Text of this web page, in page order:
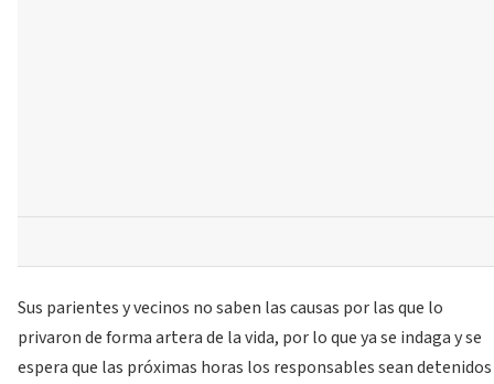
Sus parientes y vecinos no saben las causas por las que lo
privaron de forma artera de la vida, por lo que ya se indaga y se
espera que las próximas horas los responsables sean detenidos